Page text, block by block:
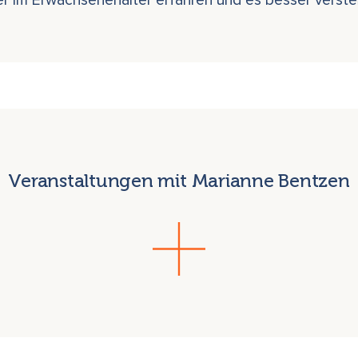
Veranstaltungen mit Marianne Bentzen